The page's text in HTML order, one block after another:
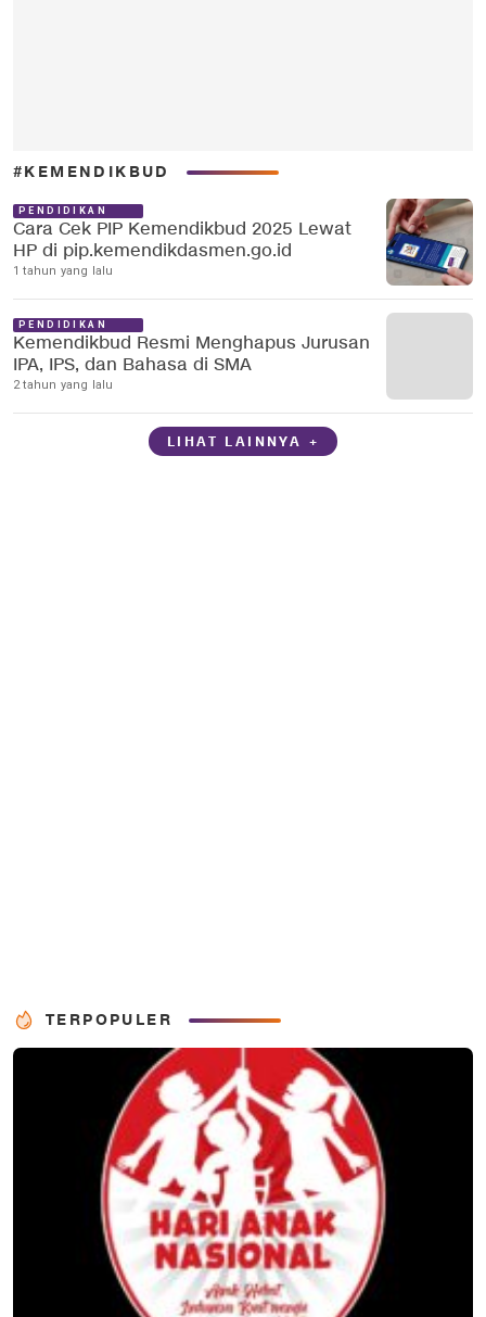
#KEMENDIKBUD
PENDIDIKAN
Cara Cek PIP Kemendikbud 2025 Lewat
HP di pip.kemendikdasmen.go.id
1 tahun yang lalu
PENDIDIKAN
Kemendikbud Resmi Menghapus Jurusan
IPA, IPS, dan Bahasa di SMA
2 tahun yang lalu
LIHAT LAINNYA +
TERPOPULER